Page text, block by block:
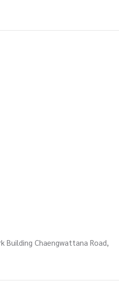
Building Chaengwattana Road,